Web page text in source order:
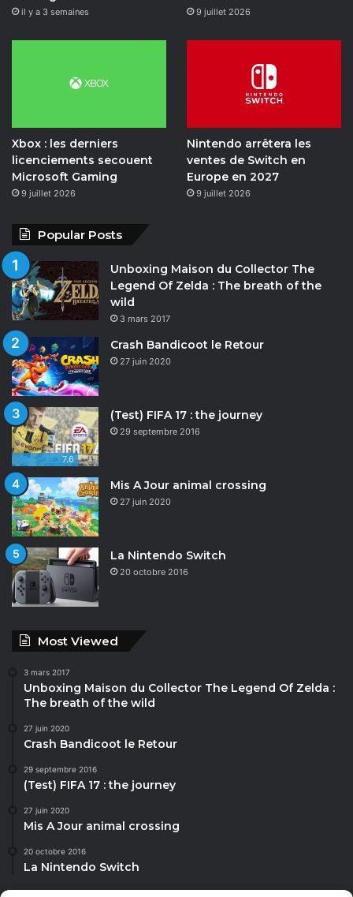
il y a 3 semaines 9 juillet 2026
Xbox : les derniers
licenciements secouent
Microsoft Gaming
9 juillet 2026
Nintendo arrêtera les
ventes de Switch en
Europe en 2027
9 juillet 2026
Popular Posts
Unboxing Maison du Collector The
Legend Of Zelda : The breath of the
wild
3 mars 2017
Crash Bandicoot le Retour
27 juin 2020
7.6
(Test) FIFA 17 : the journey
29 septembre 2016
Mis A Jour animal crossing
27 juin 2020
La Nintendo Switch
20 octobre 2016
Most Viewed
3 mars 2017
Unboxing Maison du Collector The Legend Of Zelda :
The breath of the wild
27 juin 2020
Crash Bandicoot le Retour
29 septembre 2016
(Test) FIFA 17 : the journey
27 juin 2020
Mis A Jour animal crossing
20 octobre 2016
La Nintendo Switch